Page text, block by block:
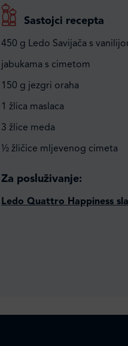
Sastojci recepta
450 g Ledo Savijača s
jabukama s cimetom
150 g jezgri oraha
1 žlica maslaca
3 žlice meda
½ žličice mljevenog cimeta
Za posluživanje:
Ledo Quattro Happiness